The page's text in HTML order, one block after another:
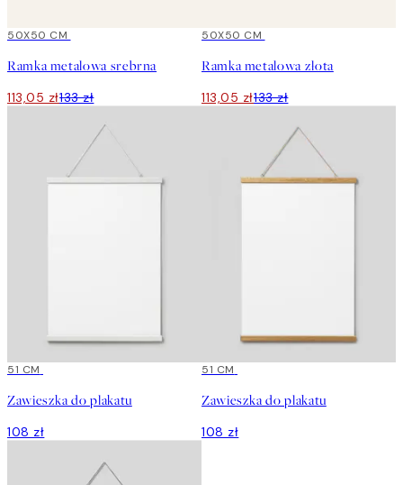
15%*
50X50 CM
Ramka metalowa srebrna
113,05 zł133 zł
15%*
50X50 CM
Ramka metalowa złota
113,05 zł133 zł
51 CM
Zawieszka do plakatu
108 zł
51 CM
Zawieszka do plakatu
108 zł